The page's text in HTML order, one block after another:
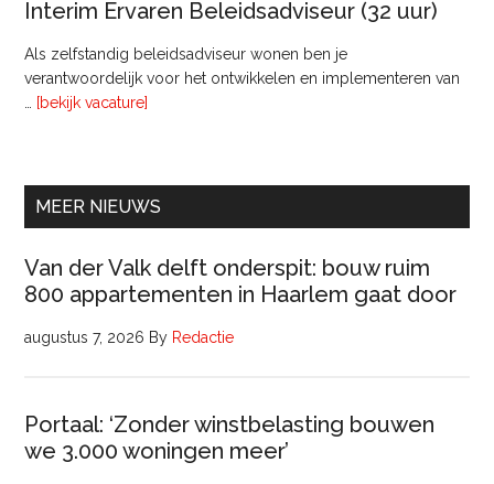
Interim Ervaren Beleidsadviseur (32 uur)
Als zelfstandig beleidsadviseur wonen ben je
verantwoordelijk voor het ontwikkelen en implementeren van
[bekijk vacature]
uur)
MEER NIEUWS
Van der Valk delft onderspit: bouw ruim
800 appartementen in Haarlem gaat door
augustus 7, 2026 By Redactie
Portaal: ‘Zonder winstbelasting bouwen
we 3.000 woningen meer’